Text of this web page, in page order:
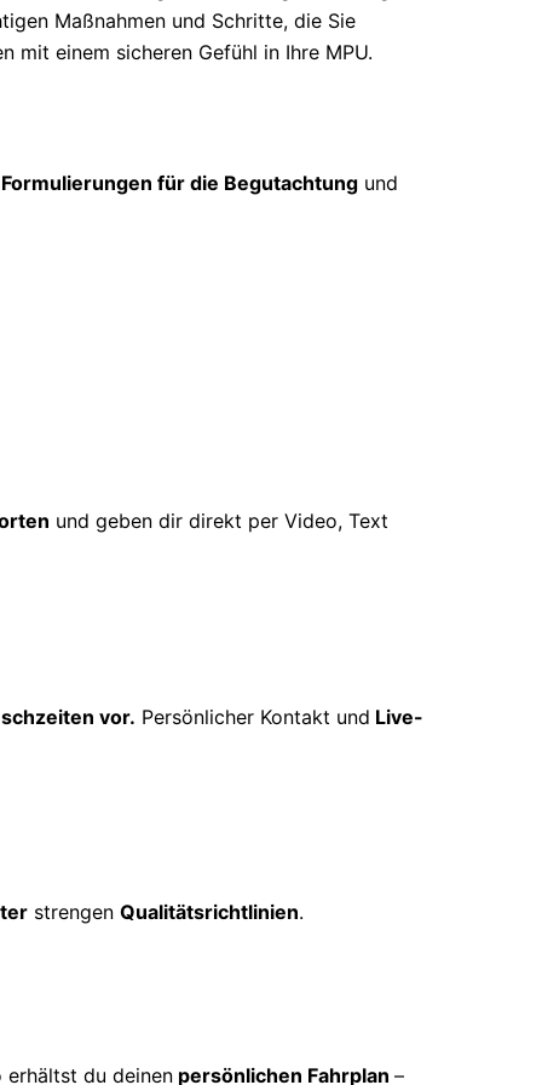
Maßnahmen und Schritte, die Sie
einem sicheren Gefühl in Ihre MPU.
für die Begutachtung und
und geben dir direkt per Video, Text
vor. Persönlicher Kontakt und Live-
strengen Qualitätsrichtlinien.
erhältst du deinen persönlichen Fahrplan –